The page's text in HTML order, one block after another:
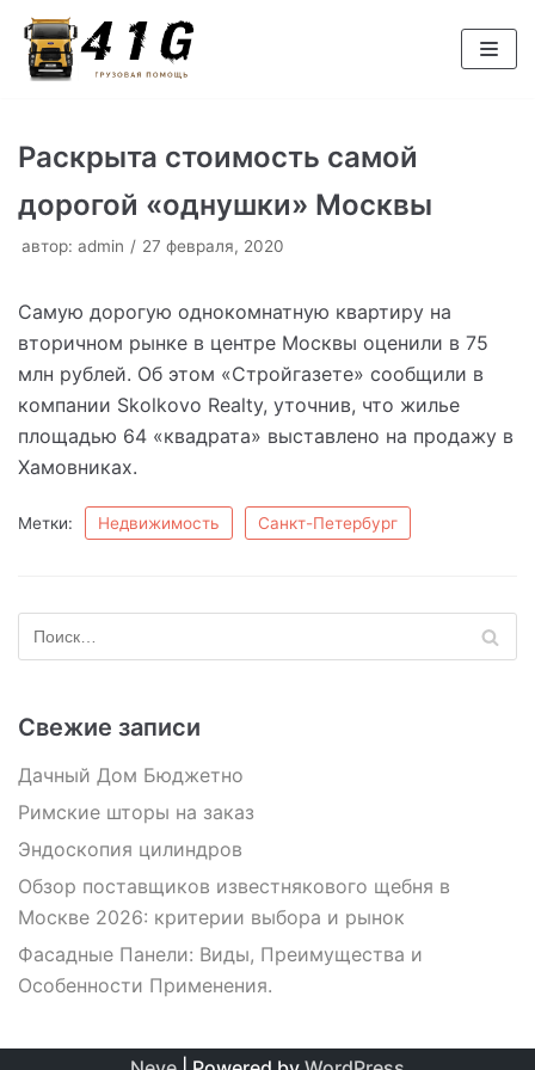
Перейти
к
Раскрыта стоимость самой
дорогой «однушки» Москвы
автор: admin 27 февраля, 2020
Самую дорогую однокомнатную квартиру на
вторичном рынке в центре Москвы оценили в 75
млн рублей. Об этом «Стройгазете» сообщили в
компании Skolkovo Realty, уточнив, что жилье
площадью 64 «квадрата» выставлено на продажу в
Хамовниках.
Метки: Недвижимость Санкт-Петербург
Свежие записи
Дачный Дом Бюджетно
Римские шторы на заказ
Эндоскопия цилиндров
Обзор поставщиков известнякового щебня в
Москве 2026: критерии выбора и рынок
Фасадные Панели: Виды, Преимущества и
Особенности Применения.